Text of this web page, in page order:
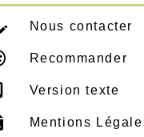
Nous contacter
Recommander
Version texte
Mentions